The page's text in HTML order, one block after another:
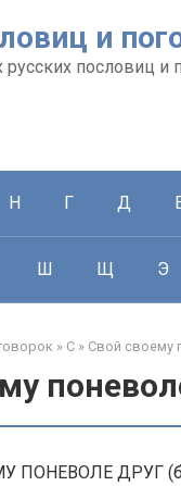
и
пословиц и
Н Г Д
Ш Щ Э
» С » Свой своему
ПОНЕВОЛЕ ДРУГ